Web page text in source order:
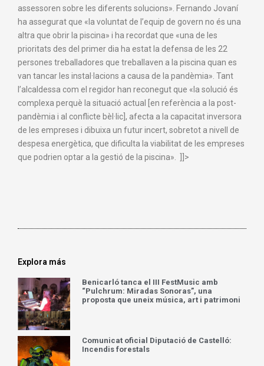
assessoren sobre les diferents solucions». Fernando Jovaní
ha assegurat que «la voluntat de l’equip de govern no és una
altra que obrir la piscina» i ha recordat que «una de les
prioritats des del primer dia ha estat la defensa de les 22
persones treballadores que treballaven a la piscina quan es
van tancar les instal·lacions a causa de la pandèmia». Tant
l’alcaldessa com el regidor han reconegut que «la solució és
complexa perquè la situació actual [en referència a la post-
pandèmia i al conflicte bèl·lic], afecta a la capacitat inversora
de les empreses i dibuixa un futur incert, sobretot a nivell de
despesa energètica, que dificulta la viabilitat de les empreses
que podrien optar a la gestió de la piscina». ]]>
Explora más
Benicarló tanca el III FestMusic amb
“Pulchrum: Miradas Sonoras”, una
proposta que uneix música, art i patrimoni
Comunicat oficial Diputació de Castelló:
Incendis forestals